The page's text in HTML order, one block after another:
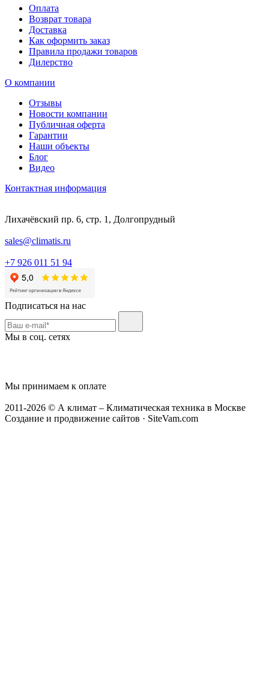
Оплата
Возврат товара
Доставка
Как оформить заказ
Правила продажи товаров
Дилерство
О компании
Отзывы
Новости компании
Публичная оферта
Гарантии
Наши объекты
Блог
Видео
Контактная информация
Лихачёвский пр. 6, стр. 1, Долгопрудный
sales@climatis.ru
+7 926 011 51 94
Подписаться на нас
Мы в соц. сетях
Мы принимаем к оплате
2011-2026 © А климат – Климатическая техника в Москве
Создание и продвижение сайтов · SiteVam.com